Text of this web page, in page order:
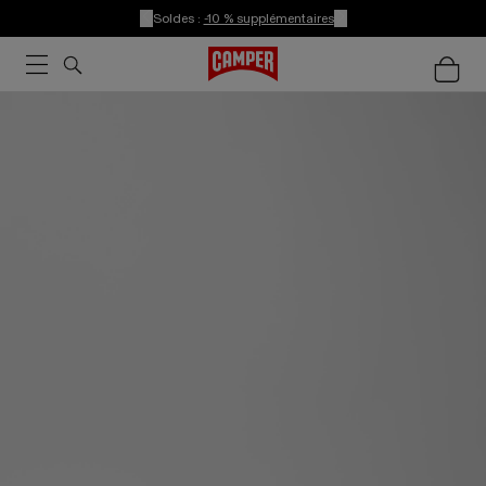
Soldes : -10 % supplémentaires